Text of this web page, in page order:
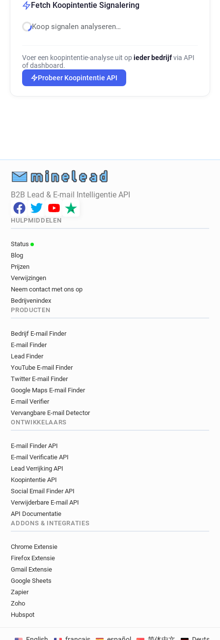
Fetch Koopintentie Signalering
Koop signalen analyseren…
Voer een koopintentie-analyse uit op ieder bedrijfvia API
of dashboard.
Probeer Koopintentie API
B2B Lead & E-mail Intelligentie API
HULPMIDDELEN
Status
Blog
Prijzen
Verwijzingen
Neem contact met ons op
Bedrijvenindex
PRODUCTEN
Bedrijf E-mail Finder
E-mail Finder
Lead Finder
YouTube E-mail Finder
Twitter E-mail Finder
Google Maps E-mail Finder
E-mail Verifier
Vervangbare E-mail Detector
ONTWIKKELAARS
E-mail Finder API
E-mail Verificatie API
Lead Verrijking API
Koopintentie API
Social Email Finder API
Verwijderbare E-mail API
API Documentatie
ADDONS & INTEGRATIES
Chrome Extensie
Firefox Extensie
Gmail Extensie
Google Sheets
Zapier
Zoho
Hubspot